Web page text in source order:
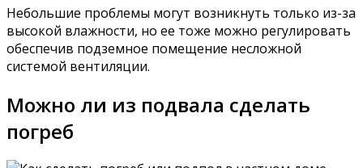
Небольшие проблемы могут возникнуть только из-за
высокой влажности, но ее тоже можно регулировать
обеспечив подземное помещение несложной
системой вентиляции.
Можно ли из подвала сделать
погреб